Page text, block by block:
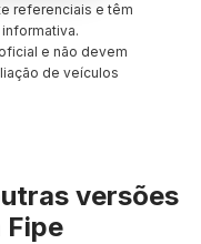
referenciais e têm
e não devem
de veículos
versões
Fipe